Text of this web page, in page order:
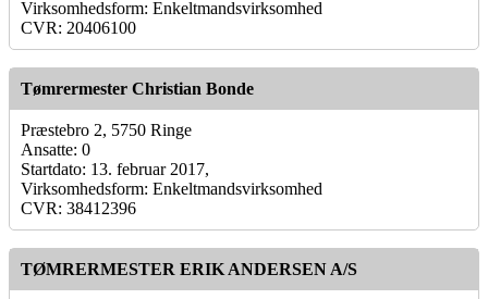
Virksomhedsform: Enkeltmandsvirksomhed
CVR: 20406100
Tømrermester Christian Bonde
Præstebro 2, 5750 Ringe
Ansatte: 0
Startdato: 13. februar 2017,
Virksomhedsform: Enkeltmandsvirksomhed
CVR: 38412396
TØMRERMESTER ERIK ANDERSEN A/S